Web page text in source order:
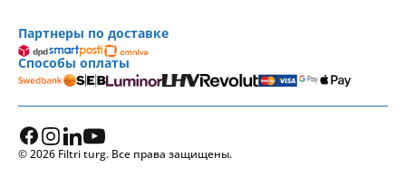
Партнеры по доставке
Способы оплаты
© 2026 Filtri turg. Все права защищены.